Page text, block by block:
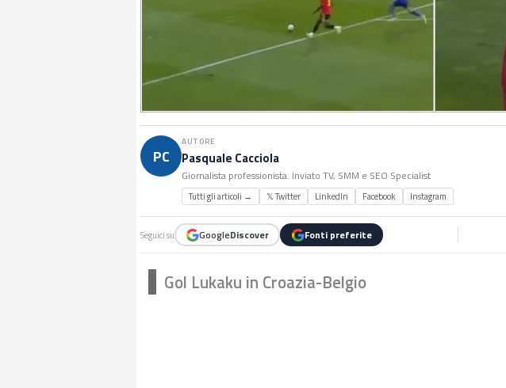
PC
AUTORE
Pasquale Cacciola
Giornalista professionista. Inviato TV, SMM e SEO Specialist
Tutti gli articoli → 𝕏 Twitter LinkedIn Facebook Instagram
Seguici su GoogleDiscover Fonti preferite
Gol Lukaku in Croazia-Belgio